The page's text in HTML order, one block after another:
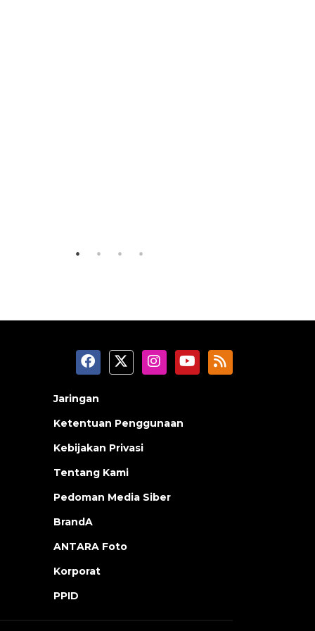
Jaringan
Ketentuan Penggunaan
Kebijakan Privasi
Tentang Kami
Pedoman Media Siber
BrandA
ANTARA Foto
Korporat
PPID